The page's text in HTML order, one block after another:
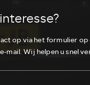
op via het formulier op
mail. Wij helpen u snel